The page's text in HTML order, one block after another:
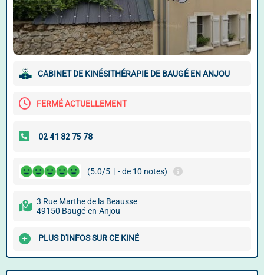
CABINET DE KINÉSITHÉRAPIE DE BAUGÉ EN ANJOU
FERMÉ ACTUELLEMENT
(5.0/5 | - de 10 notes)
3 Rue Marthe de la Beausse
49150 Baugé-en-Anjou
PLUS D'INFOS SUR CE KINÉ